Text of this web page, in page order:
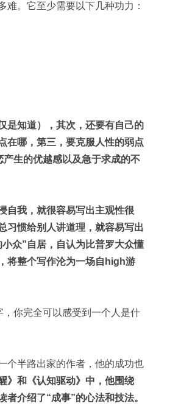
。它至少需要以下几种功力：
是知道），其次，还要有自己的
在哪，第三，要克服人性的弱点
产生的优越感以及急于求成的不
自我，就很容易写出主观性很
习惯给别人讲道理，就容易写出
众”自居，自认为比普罗大众懂
将整个写作沦为一场自high游
，你完全可以感受到一个人是什
个半路出家的作者，他的成功也
》和《认知驱动》中，他围绕
介绍了“成事”的心法和技法。